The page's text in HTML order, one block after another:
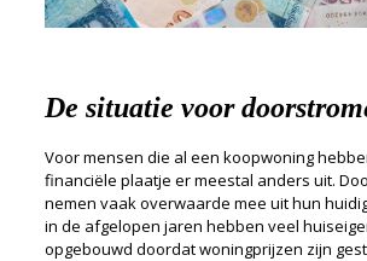
De situatie voor
Voor mensen die al een koopwoning
financiële plaatje er meestal anders uit.
nemen vaak overwaarde mee uit hun
in de afgelopen jaren hebben veel
opgebouwd doordat woningprijzen zijn